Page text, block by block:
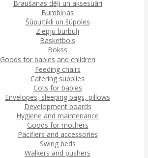
Braušanas dēļi un aksesuāri
Bumbiņas
Šūpuļtīkli un šūpoles
Ziepju burbuļi
Basketbols
Bokss
Goods for babies and children
Feeding chairs
Catering supplies
Cots for babies
Envelopes, sleeping bags, pillows
Development boards
Hygiene and maintenance
Goods for mothers
Pacifiers and accessories
Swing beds
Walkers and pushers